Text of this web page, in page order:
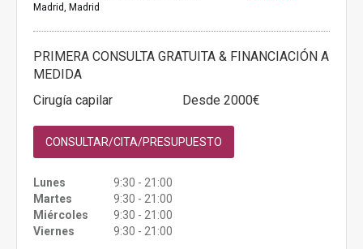
Madrid, Madrid
PRIMERA CONSULTA GRATUITA & FINANCIACIÓN A
MEDIDA
Cirugía capilar
Desde 2000€
CONSULTAR/CITA/PRESUPUESTO
Lunes
9:30 - 21:00
Martes
9:30 - 21:00
Miércoles
9:30 - 21:00
Viernes
9:30 - 21:00